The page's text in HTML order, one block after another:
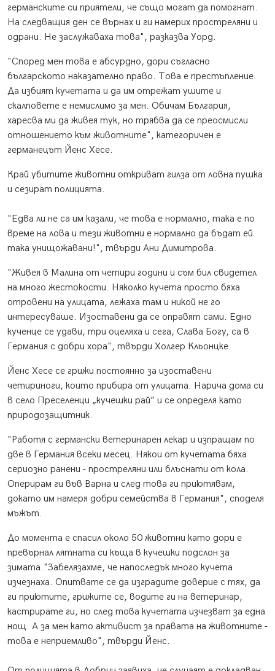
германските си приятели, че също могат да помогнат.
На следващия ден се върнах и ги намерих простреляни и
одрани. Не заслужаваха това", разказва Уорд.
"Според мен това е абсурдно, дори съгласно
българското наказателно право. Това е престъпление.
Да избият кучетата и да им отрежат ушите и
скалповете е немислимо за мен. Обичам България,
харесва ми да живея тук, но трябва да се преосмисли
отношението към животните", категоричен е
германецът Йенс Хесе.
Край убитите животни откриват гилза от ловна пушка
и сезират полицията.
"Едва ли не са им казали, че това е нормално, така е по
време на лова и тези животни е нормално да бъдат ей
така унищожавани!", твърди Ани Димитрова.
"Живея в Малина от четири години и съм бил свидетел
на много жестокости. Няколко кучета просто бяха
отровени на улицата, лежаха там и никой не го
интересуваше. Изоставени да се оправят сами. Едно
кученце се удави, три оцеляха и сега, Слава Богу, са в
Германия с добри хора", твърди Холгер Кльонцке.
Йенс Хесе се грижи постоянно за изоставени
четириноги, които прибира от улицата. Нарича дома си
в село Преселенци „кучешки рай” и се определя като
природозащитник.
"Работя с германски ветеринарен лекар и изпращам по
две в Германия всеки месец. Някои от кучетата бяха
сериозно ранени - простреляни или блъснати от кола.
Оперирам ги във Варна и след това ги приютявам,
докато им намеря добри семейства в Германия", споделя
мъжът.
До момента е спасил около 50 животни като дори е
превърнал лятната си къща в кучешки подслон за
зимата."Забелязахме, че напоследък много кучета
изчезнаха. Опитвате се да изградите доверие с тях, да
ги приютите, грижите се, водите ги на ветеринар,
кастрирате ги, но след това кучетата изчезват за една
нощ. А за мен като активист за правата на животните -
това е неприемливо", твърди Йенс.